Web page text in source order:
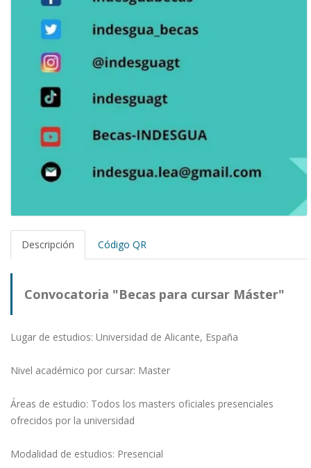
Descripción Código QR
Convocatoria "Becas para cursar Máster"
Lugar de estudios: Universidad de Alicante, España
Nivel académico por cursar: Master
Áreas de estudio: Todos los masters oficiales presenciales
ofrecidos por la universidad
Modalidad de estudios: Presencial